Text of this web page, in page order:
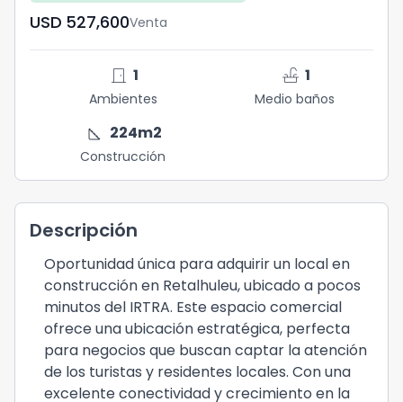
USD	527,600Venta
door_front 1
Ambientes
faucet 1
Medio baños
square_foot 224m2
Construcción
Descripción
Oportunidad única para adquirir un local en
construcción en Retalhuleu, ubicado a pocos
minutos del IRTRA. Este espacio comercial
ofrece una ubicación estratégica, perfecta
para negocios que buscan captar la atención
de los turistas y residentes locales. Con una
excelente conectividad y crecimiento en la